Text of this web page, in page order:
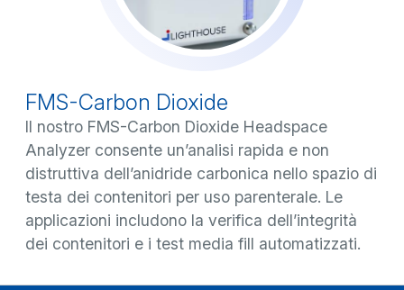
FMS-Carbon Dioxide
Il nostro FMS-Carbon Dioxide Headspace
Analyzer consente un’analisi rapida e non
distruttiva dell’anidride carbonica nello spazio di
testa dei contenitori per uso parenterale. Le
applicazioni includono la verifica dell’integrità
dei contenitori e i test media fill automatizzati.